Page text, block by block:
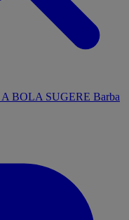
A BOLA SUGERE Barba